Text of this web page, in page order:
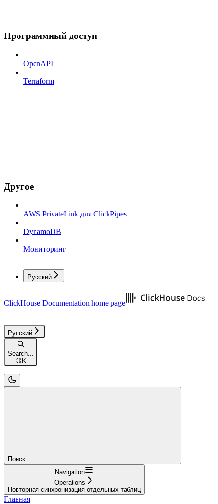
Программный доступ
OpenAPI
Terraform
Другое
AWS PrivateLink для ClickPipes
DynamoDB
Мониторинг
Русский
ClickHouse Documentation home page
Русский
Search...
⌘ K
Поиск...
Navigation
Operations
Повторная синхронизация отдельных таблиц
Главная